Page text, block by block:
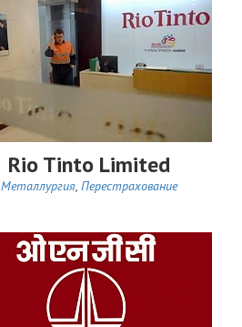
Rio Tinto Limited
Металлургия, Перестрахование